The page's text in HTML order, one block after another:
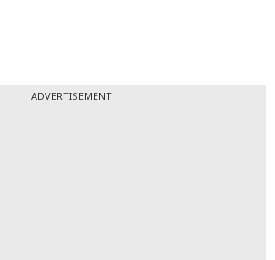
ADVERTISEMENT